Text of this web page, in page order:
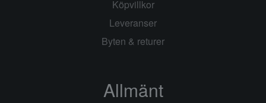
Köpvillkor
Leveranser
Byten & returer
Allmänt